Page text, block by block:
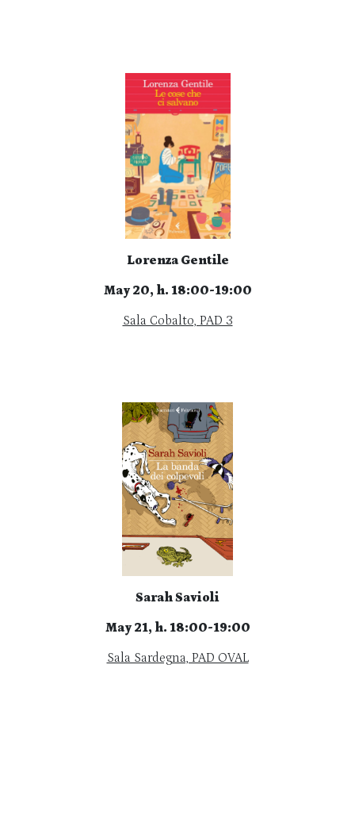
Lorenza Gentile
May 20, h. 18:00-19:00
Sala Cobalto, PAD 3
Sarah Savioli
May 21, h. 18:00-19:00
Sala Sardegna, PAD OVAL